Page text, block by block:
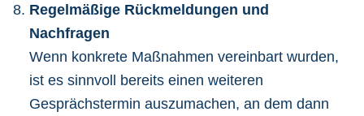
Regelmäßige Rückmeldungen und
Nachfragen
Wenn konkrete Maßnahmen vereinbart wurden,
ist es sinnvoll bereits einen weiteren
Gesprächstermin auszumachen, an dem dann